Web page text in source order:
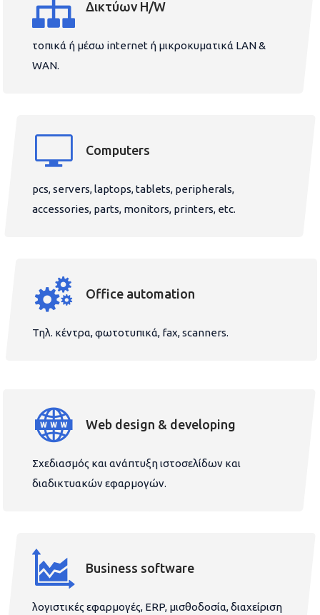
Δικτύων H/W
τοπικά ή μέσω internet ή μικροκυματικά LAN &
WAN.
Computers
pcs, servers, laptops, tablets, peripherals,
accessories, parts, monitors, printers, etc.
Office automation
Τηλ. κέντρα, φωτοτυπικά, fax, scanners.
Web design & developing
Σχεδιασμός και ανάπτυξη ιστοσελίδων και
διαδικτυακών εφαρμογών.
Business software
λογιστικές εφαρμογές, ERP, μισθοδοσία, διαχείριση